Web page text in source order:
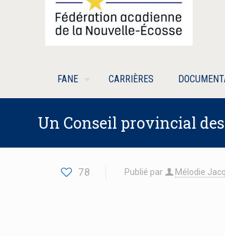
FANE CARRIÈRES
Un Conseil provincial
78 Publié par Mélodie